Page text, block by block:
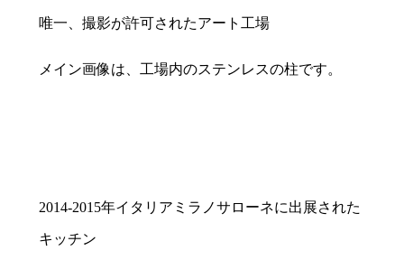
唯一、撮影が許可されたアート工場
メイン画像は、工場内のステンレスの柱です。
2014-2015年イタリアミラノサローネに出展された
キッチン